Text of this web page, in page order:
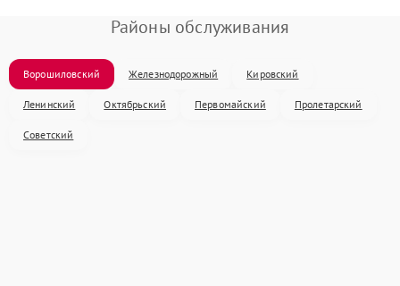
Районы обслуживания
Ворошиловский Железнодорожный Кировский
Ленинский Октябрьский Первомайский Пролетарский
Советский